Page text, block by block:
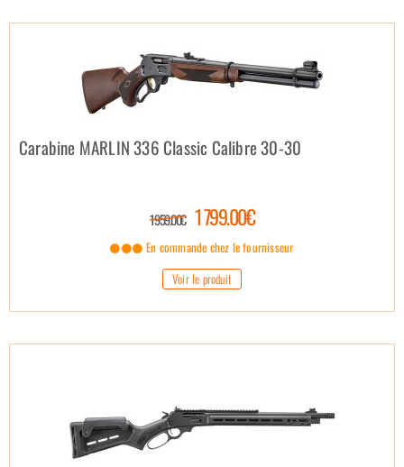
Carabine MARLIN 336 Classic Calibre 30-30
1 959.00€ 1 799.00€
En commande chez le fournisseur
Voir le produit